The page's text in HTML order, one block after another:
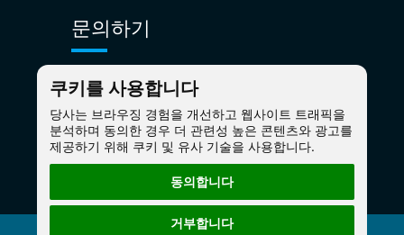
쿠키를 사용합니다
당사는 브라우징 경험을 개선하고 웹사이트 트래픽을
분석하며 동의한 경우 더 관련성 높은 콘텐츠와 광고를
제공하기 위해 쿠키 및 유사 기술을 사용합니다.
동의합니다
거부합니다
문의하기
hm@hmaking.com
+ 86-13817385461